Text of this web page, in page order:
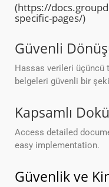
(https://
specific-pages/)
Güvenli
Hassas verileri üçüncü
belgeleri güvenli bir
Kapsamlı
Access detailed
easy implementation.
Güvenlik ve